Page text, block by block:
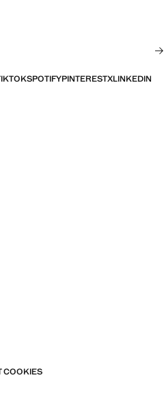
SPOTIFYPINTERESTXLINKEDIN
COOKIES